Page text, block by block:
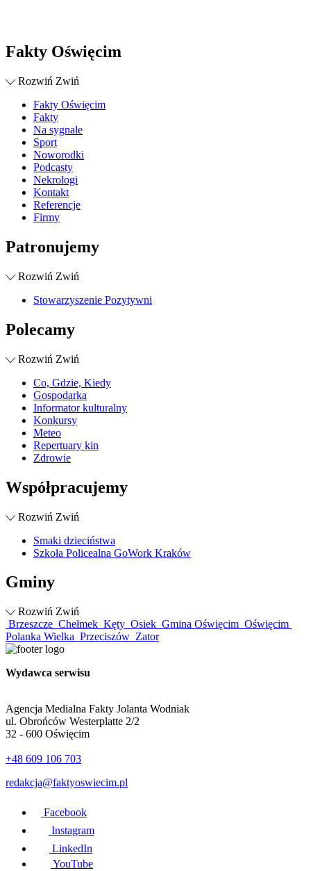
Fakty Oświęcim
Rozwiń Zwiń
Fakty Oświęcim
Fakty
Na sygnale
Sport
Noworodki
Podcasty
Nekrologi
Kontakt
Referencje
Firmy
Patronujemy
Rozwiń Zwiń
Stowarzyszenie Pozytywni
Polecamy
Rozwiń Zwiń
Co, Gdzie, Kiedy
Gospodarka
Informator kulturalny
Konkursy
Meteo
Repertuary kin
Zdrowie
Współpracujemy
Rozwiń Zwiń
Smaki dzieciństwa
Szkoła Policealna GoWork Kraków
Gminy
Rozwiń Zwiń
Brzeszcze Chełmek Kęty Osiek Gmina Oświęcim Oświęcim
Polanka Wielka Przeciszów Zator
Wydawca serwisu
Agencja Medialna Fakty Jolanta Wodniak
ul. Obrońców Westerplatte 2/2
32 - 600 Oświęcim
+48 609 106 703
redakcja@faktyoswiecim.pl
Facebook
Instagram
LinkedIn
YouTube